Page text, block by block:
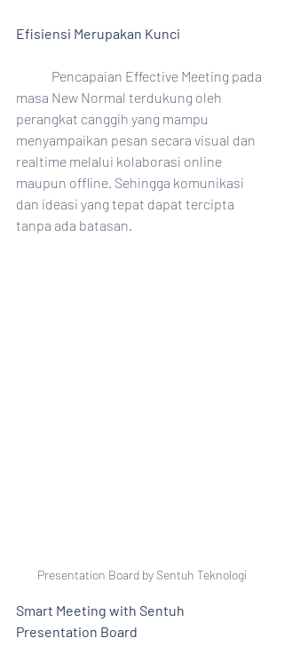
Efisiensi Merupakan Kunci
masa New Normal terdukung oleh
perangkat canggih yang mampu
menyampaikan pesan secara visual dan
realtime melalui kolaborasi online
maupun offline. Sehingga komunikasi
dan ideasi yang tepat dapat tercipta
tanpa ada batasan.
Presentation Board by Sentuh Teknologi
Smart Meeting with Sentuh
Presentation Board